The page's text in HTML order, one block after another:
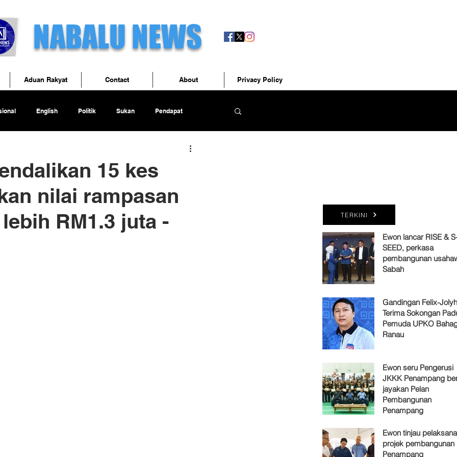
NABALU NEWS
English Politik Sukan Pendapat
15 kes
nilai rampasan
RM1.3 juta -
TERKINI
Ewon lancar RISE &
SEED, perkasa
pembangunan
Sabah
Gandingan Felix-
Terima Sokongan
Pemuda UPKO
Ranau
Ewon seru Pengerusi
JKKK Penampang
jayakan Pelan
Pembangunan
Penampang
Ewon tinjau
projek pembangunan
Penampang
Aduan Rakyat Contact About Privacy Policy